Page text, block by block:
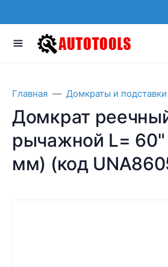
Главная Домкраты и подставки
Домкрат
рычажной L= 60"
мм) (код